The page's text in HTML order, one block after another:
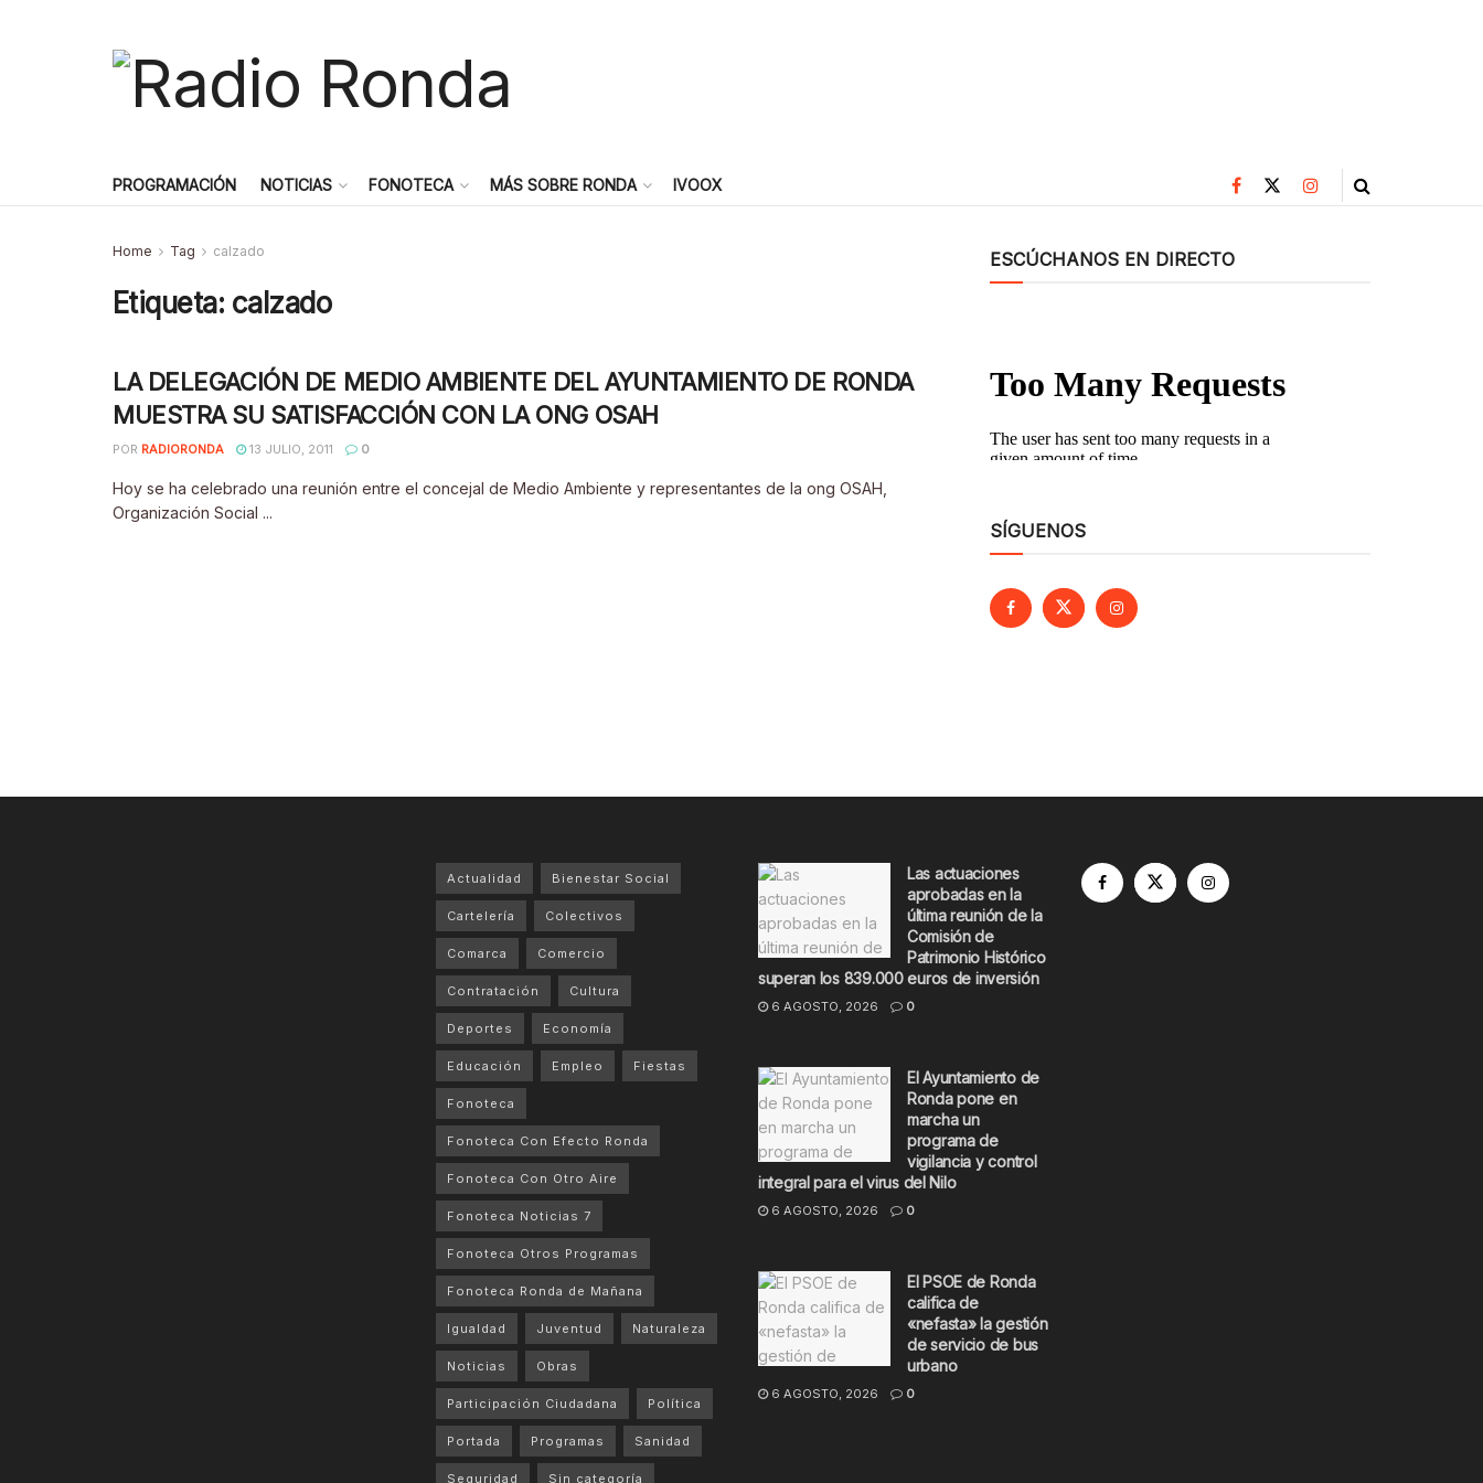
PROGRAMACIÓN NOTICIAS FONOTECA MÁS SOBRE RONDA IVOOX
Home Tag calzado
Etiqueta: calzado
LA DELEGACIÓN DE MEDIO AMBIENTE DEL AYUNTAMIENTO DE RONDA
MUESTRA SU SATISFACCIÓN CON LA ONG OSAH
POR RADIORONDA 13 JULIO, 2011 0
Hoy se ha celebrado una reunión entre el concejal de Medio Ambiente y representantes de la ong OSAH,
Organización Social ...
ESCÚCHANOS EN DIRECTO
SÍGUENOS
Actualidad Bienestar Social
Cartelería Colectivos
Comarca Comercio
Contratación Cultura
Deportes Economía
Educación Empleo Fiestas
Fonoteca
Fonoteca Con Efecto Ronda
Fonoteca Con Otro Aire
Fonoteca Noticias 7
Fonoteca Otros Programas
Fonoteca Ronda de Mañana
Igualdad Juventud Naturaleza
Noticias Obras
Participación Ciudadana Política
Portada Programas Sanidad
Seguridad Sin categoría
Las actuaciones
aprobadas en la
última reunión de la
Comisión de
Patrimonio Histórico
superan los 839.000 euros de inversión
6 AGOSTO, 2026 0
El Ayuntamiento de
Ronda pone en
marcha un
programa de
vigilancia y control
integral para el virus del Nilo
6 AGOSTO, 2026 0
El PSOE de Ronda
califica de
«nefasta» la gestión
de servicio de bus
urbano
6 AGOSTO, 2026 0